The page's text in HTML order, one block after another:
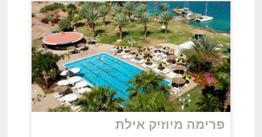
פרימה מיוזיק אילת